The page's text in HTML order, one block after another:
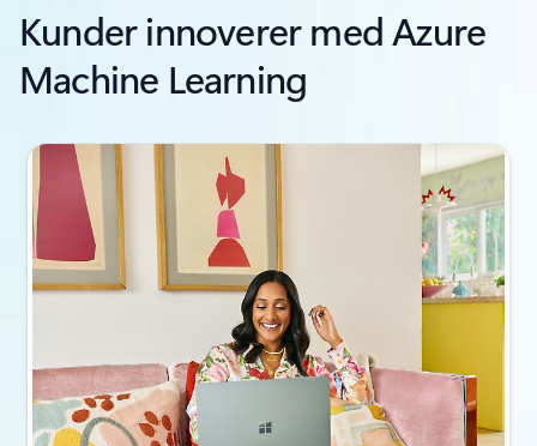
Kunder innoverer med Azure
Machine Learning